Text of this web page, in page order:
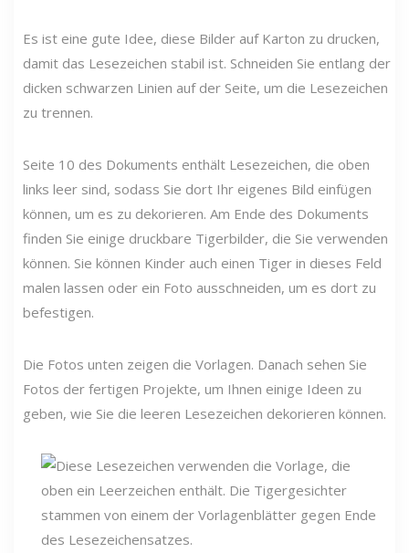
Es ist eine gute Idee, diese Bilder auf Karton zu drucken,
damit das Lesezeichen stabil ist. Schneiden Sie entlang der
dicken schwarzen Linien auf der Seite, um die Lesezeichen
zu trennen.
Seite 10 des Dokuments enthält Lesezeichen, die oben
links leer sind, sodass Sie dort Ihr eigenes Bild einfügen
können, um es zu dekorieren. Am Ende des Dokuments
finden Sie einige druckbare Tigerbilder, die Sie verwenden
können. Sie können Kinder auch einen Tiger in dieses Feld
malen lassen oder ein Foto ausschneiden, um es dort zu
befestigen.
Die Fotos unten zeigen die Vorlagen. Danach sehen Sie
Fotos der fertigen Projekte, um Ihnen einige Ideen zu
geben, wie Sie die leeren Lesezeichen dekorieren können.